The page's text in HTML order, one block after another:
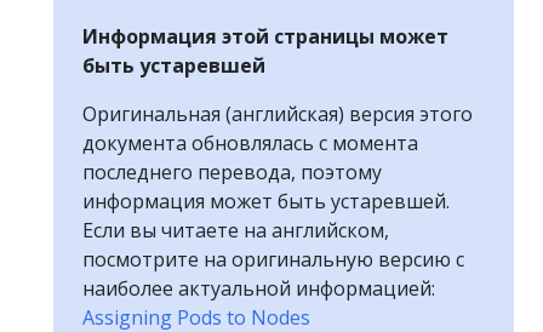
Информация этой страницы может
быть устаревшей
Оригинальная (английская) версия этого
документа обновлялась с момента
последнего перевода, поэтому
информация может быть устаревшей.
Если вы читаете на английском,
посмотрите на оригинальную версию с
наиболее актуальной информацией:
Assigning Pods to Nodes